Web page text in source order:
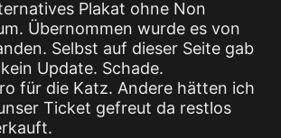
Plakat ohne Non
Übernommen wurde es von
Selbst auf dieser Seite gab
Update. Schade.
für die Katz. Andere hätten ich
Ticket gefreut da restlos